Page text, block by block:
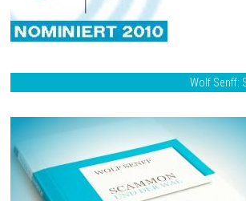
Wolf Senff: